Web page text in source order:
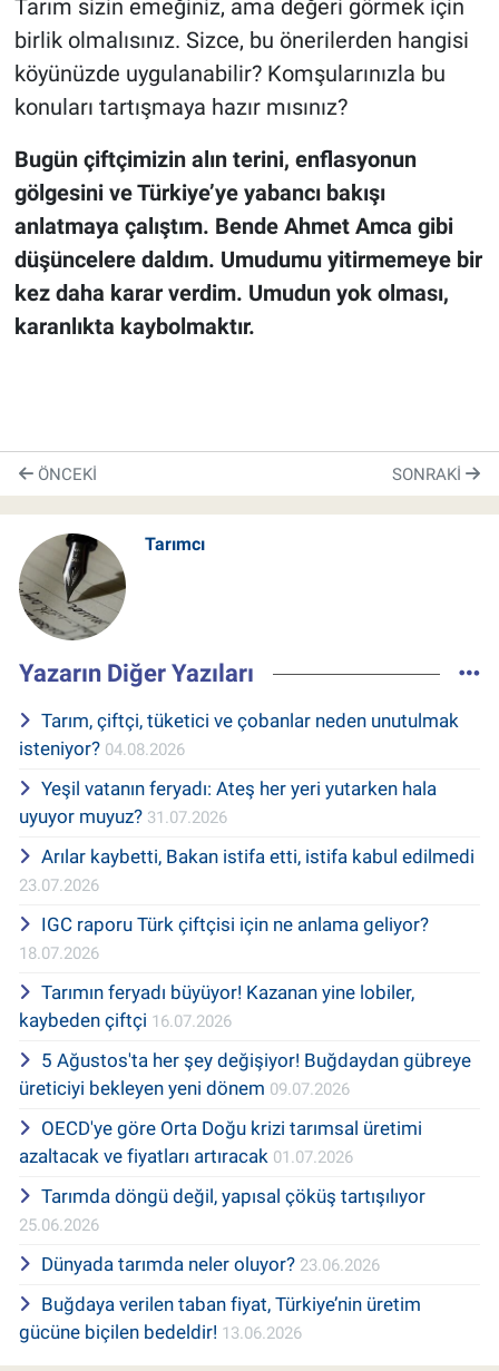
Tarım sizin emeğiniz, ama değeri görmek için
birlik olmalısınız. Sizce, bu önerilerden hangisi
köyünüzde uygulanabilir? Komşularınızla bu
konuları tartışmaya hazır mısınız?
Bugün çiftçimizin alın terini, enflasyonun
gölgesini ve Türkiye’ye yabancı bakışı
anlatmaya çalıştım. Bende Ahmet Amca gibi
düşüncelere daldım. Umudumu yitirmemeye bir
kez daha karar verdim. Umudun yok olması,
karanlıkta kaybolmaktır.
ÖNCEKI SONRAKI
Tarımcı
Yazarın Diğer Yazıları
Tarım, çiftçi, tüketici ve çobanlar neden unutulmak
isteniyor? 04.08.2026
Yeşil vatanın feryadı: Ateş her yeri yutarken hala
uyuyor muyuz? 31.07.2026
Arılar kaybetti, Bakan istifa etti, istifa kabul edilmedi
23.07.2026
IGC raporu Türk çiftçisi için ne anlama geliyor?
18.07.2026
Tarımın feryadı büyüyor! Kazanan yine lobiler,
kaybeden çiftçi 16.07.2026
5 Ağustos'ta her şey değişiyor! Buğdaydan gübreye
üreticiyi bekleyen yeni dönem 09.07.2026
OECD'ye göre Orta Doğu krizi tarımsal üretimi
azaltacak ve fiyatları artıracak 01.07.2026
Tarımda döngü değil, yapısal çöküş tartışılıyor
25.06.2026
Dünyada tarımda neler oluyor? 23.06.2026
Buğdaya verilen taban fiyat, Türkiye’nin üretim
gücüne biçilen bedeldir! 13.06.2026